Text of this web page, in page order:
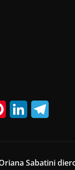
t
k
e
Sabatini